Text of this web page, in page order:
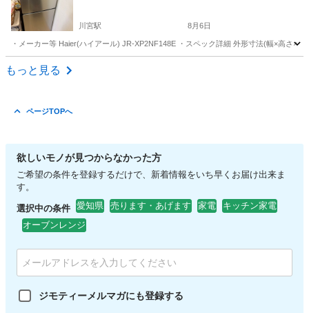
川宮駅 8月6日
・メーカー等 Haier(ハイアール) JR-XP2NF148E ・スペック詳細 外形寸法(幅×高さ×
愛知 名古屋市
もっと見る
ページTOPへ
欲しいモノが見つからなかった方
ご希望の条件を登録するだけで、新着情報をいち早くお届け出来ま
す。
選択中の条件 愛知県 売ります・あげます 家電
キッチン家電
オーブンレンジ
ジモティーメルマガにも登録する